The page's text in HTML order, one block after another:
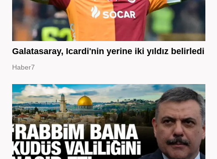
Galatasaray, Icardi'nin yerine iki yıldız belirledi
Haber7